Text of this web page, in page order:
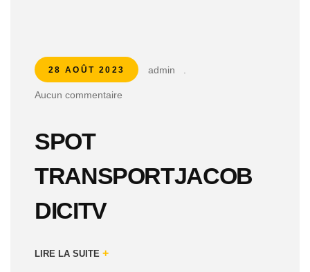
28 AOÛT 2023 admin
Aucun commentaire
SPOT
TRANSPORTJACOB
DICITV
LIRE LA SUITE +